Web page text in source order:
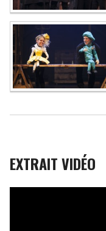
EXTRAIT VIDÉO